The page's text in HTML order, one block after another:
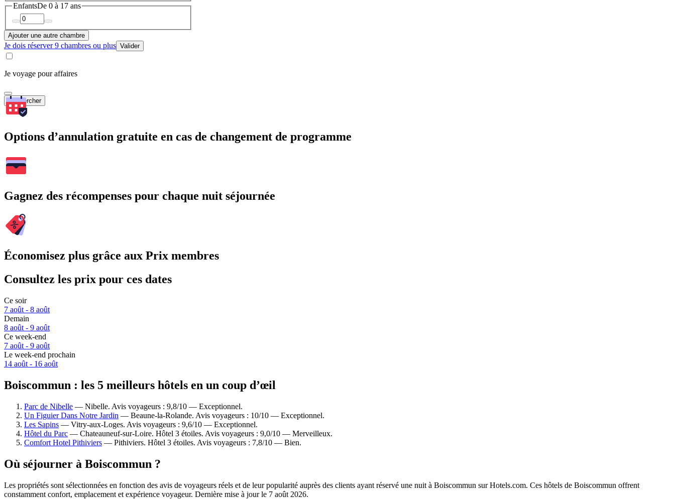
EnfantsDe 0 à 17 ans
Ajouter une autre chambre
Je dois réserver 9 chambres ou plus Valider
Je voyage pour affaires
Rechercher
Options d’annulation gratuite en cas de changement de programme
Gagnez des récompenses pour chaque nuit séjournée
Économisez plus grâce aux Prix membres
Consultez les prix pour ces dates
Ce soir
7 août - 8 août
Demain
8 août - 9 août
Ce week-end
7 août - 9 août
Le week-end prochain
14 août - 16 août
Boiscommun : les 5 meilleurs hôtels en un coup d’œil
Parc de Nibelle — Nibelle. Avis voyageurs : 9,8/10 — Exceptionnel.
Un Figuier Dans Notre Jardin — Beaune-la-Rolande. Avis voyageurs : 10/10 — Exceptionnel.
Les Sapins — Vitry-aux-Loges. Avis voyageurs : 9,6/10 — Exceptionnel.
Hôtel du Parc — Chateauneuf-sur-Loire. Hôtel 3 étoiles. Avis voyageurs : 9,0/10 — Merveilleux.
Comfort Hotel Pithiviers — Pithiviers. Hôtel 3 étoiles. Avis voyageurs : 7,8/10 — Bien.
Où séjourner à Boiscommun ?
Les propriétés sont sélectionnées en fonction des avis de voyageurs réels et de leur popularité auprès des clients ayant réservé une nuit à Boiscommun sur Hotels.com. Ces hôtels de Boiscommun offrent
constamment confort, emplacement et expérience voyageur. Dernière mise à jour le 7 août 2026.